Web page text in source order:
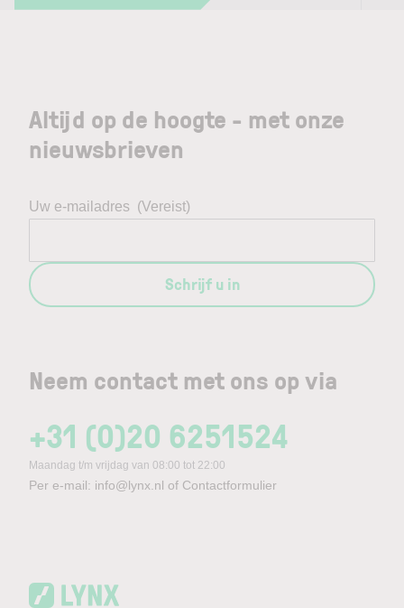
Neem contact met ons op via
+31 (0)20 6251524
Maandag t/m vrijdag van 08:00 tot 22:00
Per e-mail: info@lynx.nl of Contactformulier
Altijd op de hoogte - met onze
nieuwsbrieven
Uw e-mailadres (Vereist)
Schrijf u in